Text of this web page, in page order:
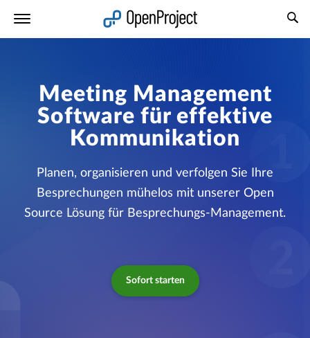
Meeting Management
Software für effektive
Kommunikation
Planen, organisieren und verfolgen Sie Ihre
Besprechungen mühelos mit unserer Open
Source Lösung für Besprechungs-Management.
Sofort starten
Link in neuem Tab öffnen